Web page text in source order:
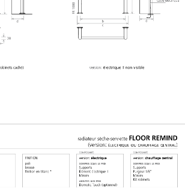
GERAL@FOURSTEEL.EU
S'ABONNER